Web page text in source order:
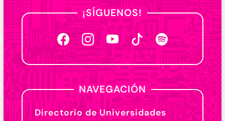
¡SÍGUENOS!
NAVEGACIÓN
Directorio de Universidades